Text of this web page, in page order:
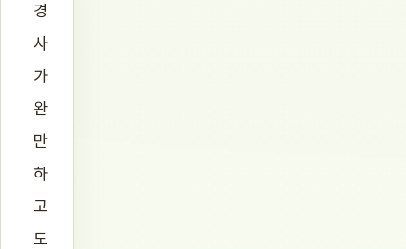
경
사
가
완
만
하
고
도